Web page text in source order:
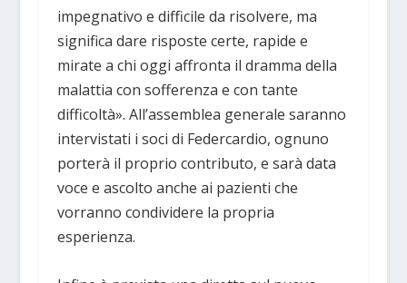
impegnativo e difficile da risolvere, ma
significa dare risposte certe, rapide e
mirate a chi oggi affronta il dramma della
malattia con sofferenza e con tante
difficoltà». All’assemblea generale saranno
intervistati i soci di Federcardio, ognuno
porterà il proprio contributo, e sarà data
voce e ascolto anche ai pazienti che
vorranno condividere la propria
esperienza.